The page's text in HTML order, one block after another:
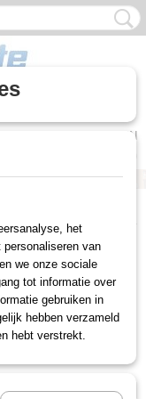
UW WINKELWAGEN
het
van
we onze sociale
tot informatie over
gebruiken in
hebben verzameld
hebt verstrekt.